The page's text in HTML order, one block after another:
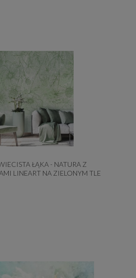
ŁĄKA - NATURA Z
LINEART NA ZIELONYM TLE